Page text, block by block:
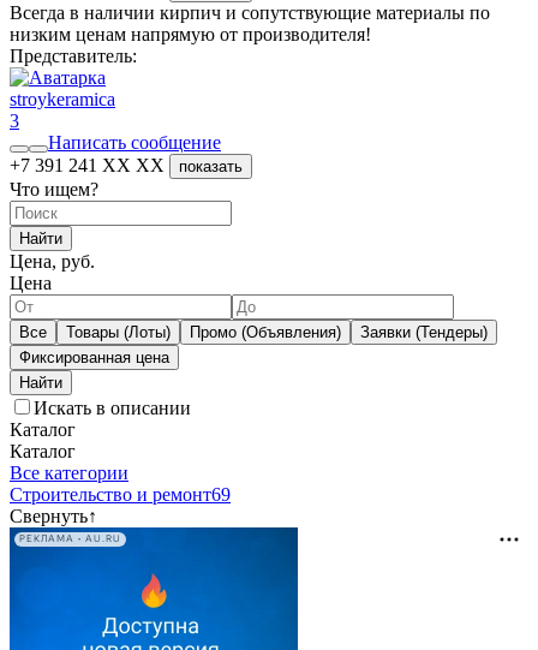
Всегда в наличии кирпич и сопутствующие материалы по
низким ценам напрямую от производителя!
Представитель:
stroykeramica
3
Написать сообщение
+7 391 241 XX XX
показать
Что ищем?
Найти
Цена, руб.
Цена
Все Товары (Лоты) Промо (Объявления)
Заявки (Тендеры)
Фиксированная цена
Искать в описании
Каталог
Каталог
Все категории
Строительство и ремонт69
Свернуть↑
РЕКЛАМА • AU.RU